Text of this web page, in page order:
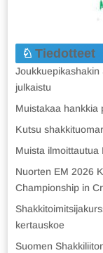
Tiedotteet
Joukkuepikashakin
julkaistu
Muistakaa hankkia
Kutsu
Muista ilmoittautua
Nuorten EM 2026
Championship in
kertauskoe
Suomen